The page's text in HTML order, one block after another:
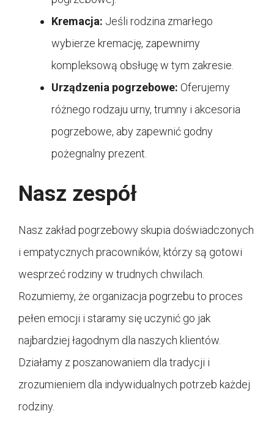
Kremacja: Jeśli rodzina zmarłego
wybierze kremację, zapewnimy
kompleksową obsługę w tym zakresie.
Urządzenia pogrzebowe: Oferujemy
różnego rodzaju urny, trumny i akcesoria
pogrzebowe, aby zapewnić godny
pożegnalny prezent.
Nasz zespół
Nasz zakład pogrzebowy skupia doświadczonych
i empatycznych pracowników, którzy są gotowi
wesprzeć rodziny w trudnych chwilach.
Rozumiemy, że organizacja pogrzebu to proces
pełen emocji i staramy się uczynić go jak
najbardziej łagodnym dla naszych klientów.
Działamy z poszanowaniem dla tradycji i
zrozumieniem dla indywidualnych potrzeb każdej
rodziny.